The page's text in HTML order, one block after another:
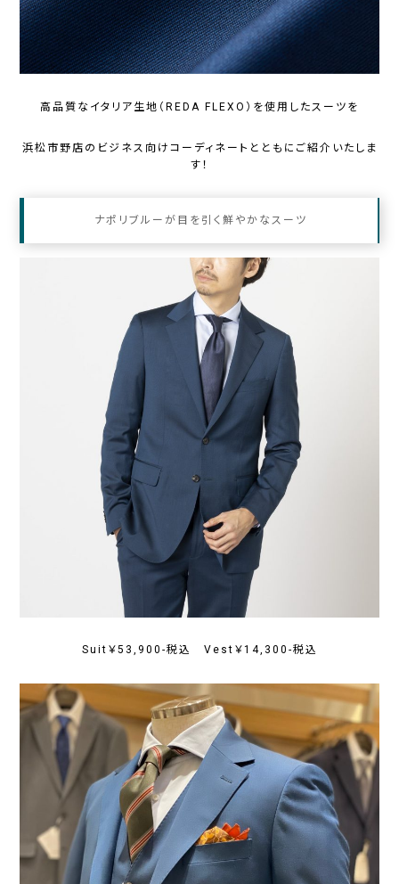
高品質なイタリア生地（REDA FLEXO）を使用したスーツを
浜松市野店のビジネス向けコーディネートとともにご紹介いたしま
す！
ナポリブルーが目を引く鮮やかなスーツ
Suit￥53,900-税込 Vest￥14,300-税込